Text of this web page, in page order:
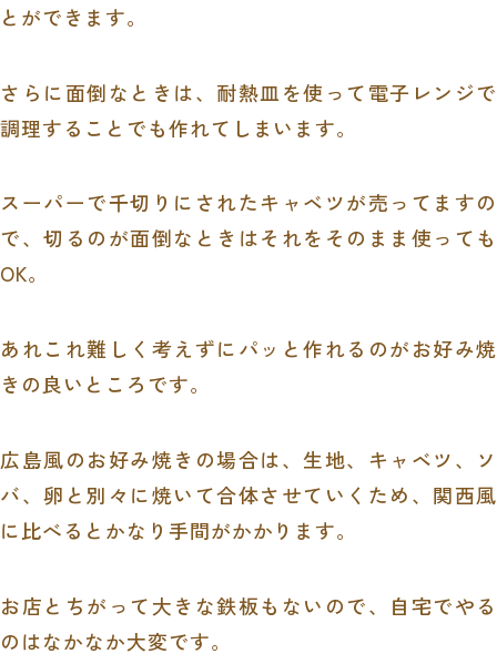
とができます。
さらに面倒なときは、耐熱皿を使って電子レンジで
調理することでも作れてしまいます。
スーパーで千切りにされたキャベツが売ってますの
で、切るのが面倒なときはそれをそのまま使っても
OK。
あれこれ難しく考えずにパッと作れるのがお好み焼
きの良いところです。
広島風のお好み焼きの場合は、生地、キャベツ、ソ
バ、卵と別々に焼いて合体させていくため、関西風
に比べるとかなり手間がかかります。
お店とちがって大きな鉄板もないので、自宅でやる
のはなかなか大変です。